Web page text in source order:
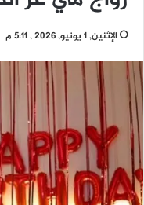
الإثنين, 1 يونيو, 2026 , 5:11 م